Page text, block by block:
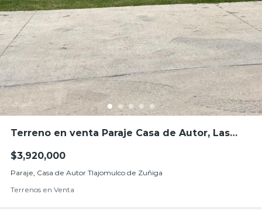
Terreno en venta Paraje Casa de Autor, Las
$3,920,000
Paraje, Casa de Autor Tlajomulco de Zuñiga
Terrenos en Venta